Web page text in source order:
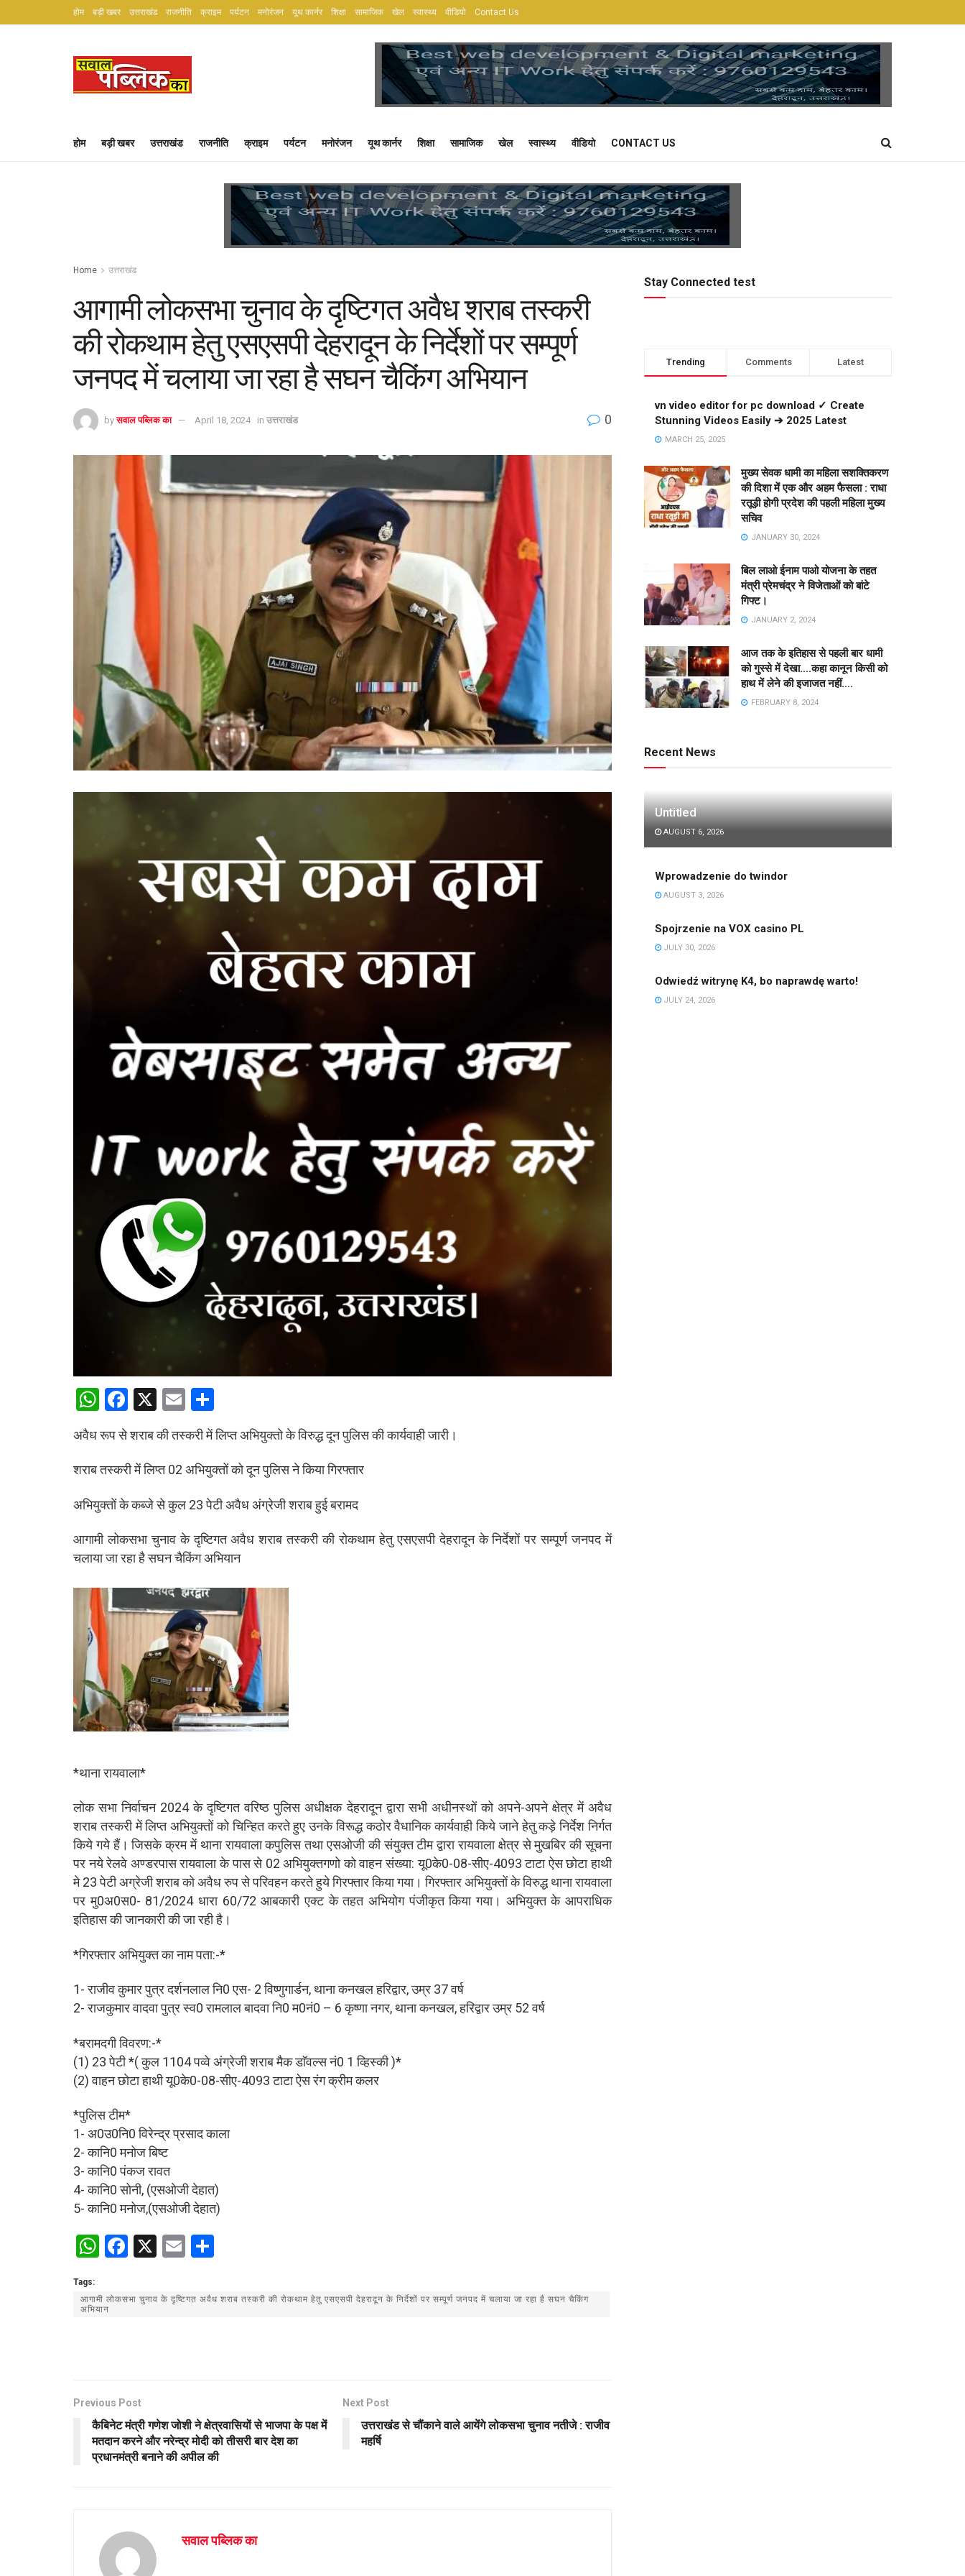
होम बड़ी खबर उत्तराखंड राजनीति क्राइम पर्यटन मनोरंजन यूथ कार्नर शिक्षा सामाजिक खेल स्वास्थ्य वीडियो Contact Us
होम बड़ी खबर उत्तराखंड राजनीति क्राइम पर्यटन मनोरंजन यूथ कार्नर शिक्षा सामाजिक खेल स्वास्थ्य वीडियो CONTACT US
Home उत्तराखंड
आगामी लोकसभा चुनाव के दृष्टिगत अवैध शराब तस्करी
की रोकथाम हेतु एसएसपी देहरादून के निर्देशों पर सम्पूर्ण
जनपद में चलाया जा रहा है सघन चैकिंग अभियान
by सवाल पब्लिक का April 18, 2024 in उत्तराखंड 0
W
at
s
A
p
p
F
ce
b
o
k
X
E
m
ail
h
ar
e
अवैध रूप से शराब की तस्करी में लिप्त अभियुक्तो के विरुद्ध दून पुलिस की कार्यवाही जारी।
शराब तस्करी में लिप्त 02 अभियुक्तों को दून पुलिस ने किया गिरफ्तार
अभियुक्तों के कब्जे से कुल 23 पेटी अवैध अंग्रेजी शराब हुई बरामद
आगामी लोकसभा चुनाव के दृष्टिगत अवैध शराब तस्करी की रोकथाम हेतु एसएसपी देहरादून के निर्देशों पर सम्पूर्ण जनपद में
चलाया जा रहा है सघन चैकिंग अभियान
*थाना रायवाला*
लोक सभा निर्वाचन 2024 के दृष्टिगत वरिष्ठ पुलिस अधीक्षक देहरादून द्वारा सभी अधीनस्थों को अपने-अपने क्षेत्र में अवैध
शराब तस्करी में लिप्त अभियुक्तों को चिन्हित करते हुए उनके विरूद्ध कठोर वैधानिक कार्यवाही किये जाने हेतु कड़े निर्देश निर्गत
किये गये हैं। जिसके क्रम में थाना रायवाला कपुलिस तथा एसओजी की संयुक्त टीम द्वारा रायवाला क्षेत्र से मुखबिर की सूचना
पर नये रेलवे अण्डरपास रायवाला के पास से 02 अभियुक्तगणो को वाहन संख्या: यू0के0-08-सीए-4093 टाटा ऐस छोटा हाथी
मे 23 पेटी अग्रेजी शराब को अवैध रुप से परिवहन करते हुये गिरफ्तार किया गया। गिरफ्तार अभियुक्तों के विरुद्ध थाना रायवाला
पर मु0अ0स0- 81/2024 धारा 60/72 आबकारी एक्ट के तहत अभियोग पंजीकृत किया गया। अभियुक्त के आपराधिक
इतिहास की जानकारी की जा रही है।
*गिरफ्तार अभियुक्त का नाम पता:-*
1- राजीव कुमार पुत्र दर्शनलाल नि0 एस- 2 विष्णुगार्डन, थाना कनखल हरिद्वार, उम्र 37 वर्ष
2- राजकुमार वादवा पुत्र स्व0 रामलाल बादवा नि0 म0नं0 – 6 कृष्णा नगर, थाना कनखल, हरिद्वार उम्र 52 वर्ष
*बरामदगी विवरण:-*
(1) 23 पेटी *( कुल 1104 पव्वे अंग्रेजी शराब मैक डाॅवल्स नं0 1 व्हिस्की )*
(2) वाहन छोटा हाथी यू0के0-08-सीए-4093 टाटा ऐस रंग क्रीम कलर
*पुलिस टीम*
1- अ0उ0नि0 विरेन्द्र प्रसाद काला
2- कानि0 मनोज बिष्ट
3- कानि0 पंकज रावत
4- कानि0 सोनी, (एसओजी देहात)
5- कानि0 मनोज,(एसओजी देहात)
W
at
s
F
ce
X
E
ail ar
Tags:
आगामी लोकसभा चुनाव के दृष्टिगत अवैध शराब तस्करी की रोकथाम हेतु एसएसपी देहरादून के निर्देशों पर सम्पूर्ण जनपद में चलाया जा रहा है सघन चैकिंग
अभियान
Previous Post
कैबिनेट मंत्री गणेश जोशी ने क्षेत्रवासियों से भाजपा के पक्ष में
मतदान करने और नरेन्द्र मोदी को तीसरी बार देश का
प्रधानमंत्री बनाने की अपील की
Next Post
उत्तराखंड से चौंकाने वाले आयेंगे लोकसभा चुनाव नतीजे : राजीव
महर्षि
सवाल पब्लिक का
Stay Connected test
Trending Comments Latest
vn video editor for pc download ✓ Create
Stunning Videos Easily ➔ 2025 Latest
MARCH 25, 2025
मुख्य सेवक धामी का महिला सशक्तिकरण
की दिशा में एक और अहम फैसला : राधा
रतूड़ी होगी प्रदेश की पहली महिला मुख्य
सचिव
JANUARY 30, 2024
बिल लाओ ईनाम पाओ योजना के तहत
मंत्री प्रेमचंद्र ने विजेताओं को बांटे
गिफ्ट।
JANUARY 2, 2024
आज तक के इतिहास से पहली बार धामी
को गुस्से में देखा….कहा कानून किसी को
हाथ में लेने की इजाजत नहीं….
FEBRUARY 8, 2024
Recent News
Untitled
AUGUST 6, 2026
Wprowadzenie do twindor
AUGUST 3, 2026
Spojrzenie na VOX casino PL
JULY 30, 2026
Odwiedź witrynę K4, bo naprawdę warto!
JULY 24, 2026